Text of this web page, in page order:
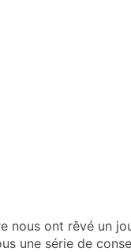
nous ont rêvé un
une série de